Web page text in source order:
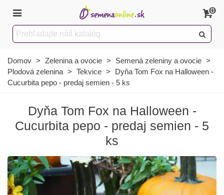
0
Domov > Zelenina a ovocie > Semená zeleniny a ovocie >
Plodová zelenina > Tekvice >
Dyňa Tom Fox na Halloween -
Cucurbita pepo - predaj semien - 5 ks
Dyňa Tom Fox na Halloween -
Cucurbita pepo - predaj semien - 5
ks